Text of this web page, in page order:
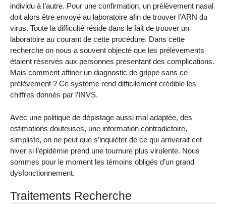
individu à l’autre. Pour une confirmation, un prélèvement nasal
doit alors être envoyé au laboratoire afin de trouver l’ARN du
virus. Toute la difficulté réside dans le fait de trouver un
laboratoire au courant de cette procédure. Dans cette
recherche on nous a souvent objecté que les prélèvements
étaient réservés aux personnes présentant des complications.
Mais comment affiner un diagnostic de grippe sans ce
prélèvement ? Ce système rend difficilement crédible les
chiffres donnés par l’INVS.
Avec une politique de dépistage aussi mal adaptée, des
estimations douteuses, une information contradictoire,
simpliste, on ne peut que s’inquiéter de ce qui arriverait cet
hiver si l’épidémie prend une tournure plus virulente. Nous
sommes pour le moment les témoins obligés d’un grand
dysfonctionnement.
Traitements Recherche